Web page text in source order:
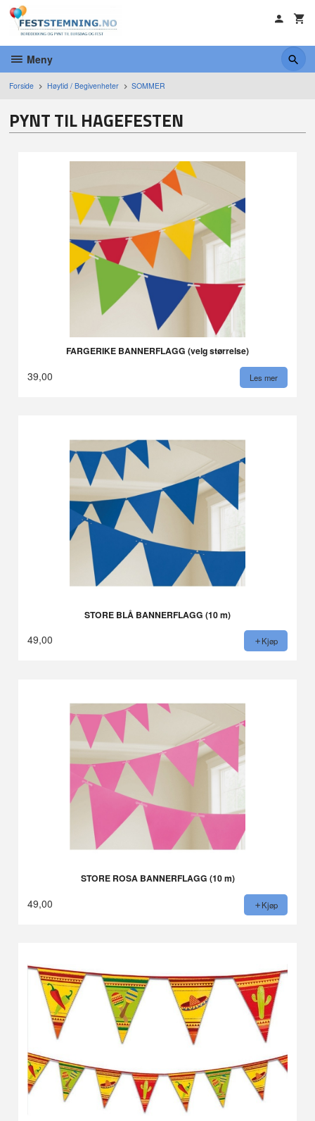
Gå
innholdet
Meny
Forside Høytid / Begivenheter SOMMER
PYNT TIL HAGEFESTEN
FARGERIKE BANNERFLAGG (velg størrelse)
39,00 Les mer
STORE BLÅ BANNERFLAGG (10 m)
49,00 Kjøp
STORE ROSA BANNERFLAGG (10 m)
49,00 Kjøp